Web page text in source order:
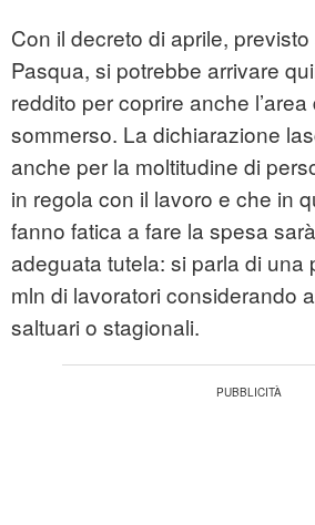
Con il decreto di aprile,
Pasqua, si potrebbe arrivare
reddito per coprire anche
sommerso. La dichiarazione
anche per la moltitudine di
in regola con il lavoro e che in
fanno fatica a fare la spesa
adeguata tutela: si parla di una
mln di lavoratori considerando
saltuari o stagionali.